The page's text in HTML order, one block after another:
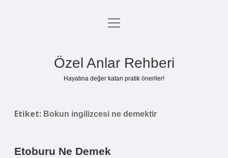
Anasayfa
menüyü
Özel Anlar Rehberi
Hayatına değer katan pratik öneriler!
Etiket: Bokun ingilizcesi ne demektir
Etoburu Ne Demek